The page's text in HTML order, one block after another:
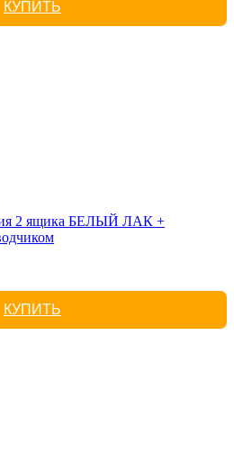
КУПИТЬ
2 ящика БЕЛЫЙ ЛАК +
КУПИТЬ